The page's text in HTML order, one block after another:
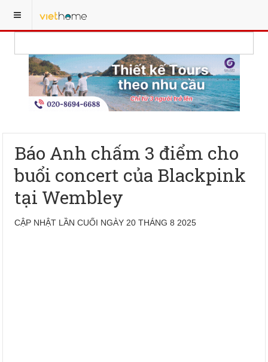
Báo Anh chấm 3 điểm cho
buổi concert của Blackpink
tại Wembley
CẬP NHẬT LẦN CUỐI NGÀY 20 THÁNG 8 2025